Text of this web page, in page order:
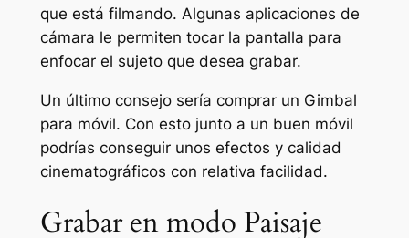
que está filmando. Algunas aplicaciones de
cámara le permiten tocar la pantalla para
enfocar el sujeto que desea grabar.
Un último consejo sería comprar un Gimbal
para móvil. Con esto junto a un buen móvil
podrías conseguir unos efectos y calidad
cinematográficos con relativa facilidad.
Grabar en modo Paisaje